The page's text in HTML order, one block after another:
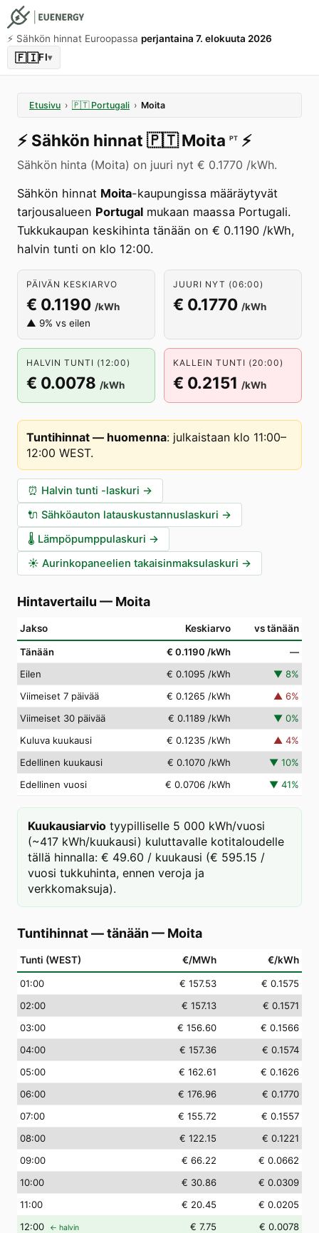
⚡️ Sähkön hinnat Euroopassa perjantaina 7. elokuuta 2026
🇫🇮FI▾
Etusivu › 🇵🇹 Portugali › Moita
⚡️ Sähkön hinnat 🇵🇹 Moita PT ⚡️
Sähkön hinta (Moita) on juuri nyt € 0.1770 /kWh.
Sähkön hinnat Moita-kaupungissa määräytyvät
tarjousalueen Portugal mukaan maassa Portugali.
Tukkukaupan keskihinta tänään on € 0.1190 /kWh,
halvin tunti on klo 12:00.
PÄIVÄN KESKIARVO
€ 0.1190 /kWh
▲ 9% vs eilen
JUURI NYT (06:00)
€ 0.1770 /kWh
HALVIN TUNTI (12:00)
€ 0.0078 /kWh
KALLEIN TUNTI (20:00)
€ 0.2151 /kWh
Tuntihinnat — huomenna: julkaistaan klo 11:00–
12:00 WEST.
⏰ Halvin tunti -laskuri →
🔌 Sähköauton latauskustannuslaskuri →
🌡️ Lämpöpumppulaskuri →
☀️ Aurinkopaneelien takaisinmaksulaskuri →
Hintavertailu — Moita
Jakso Keskiarvo vs tänään
Tänään € 0.1190 /kWh
—
Eilen
€ 0.1095 /kWh ▼ 8%
Viimeiset 7 päivää
€ 0.1265 /kWh ▲ 6%
Viimeiset 30 päivää
€ 0.1189 /kWh ▼ 0%
Kuluva kuukausi
€ 0.1235 /kWh ▲ 4%
Edellinen kuukausi
€ 0.1070 /kWh ▼ 10%
Edellinen vuosi
€ 0.0706 /kWh ▼ 41%
Kuukausiarvio tyypilliselle 5 000 kWh/vuosi
(~417 kWh/kuukausi) kuluttavalle kotitaloudelle
tällä hinnalla: € 49.60 / kuukausi (€ 595.15 /
vuosi tukkuhinta, ennen veroja ja
verkkomaksuja).
Tuntihinnat — tänään — Moita
Tunti (WEST) €/MWh €/kWh
01:00 € 157.53
€ 0.1575
02:00 € 157.13
€ 0.1571
03:00 € 156.60
€ 0.1566
04:00 € 157.36
€ 0.1574
05:00 € 162.61
€ 0.1626
06:00 € 176.96
€ 0.1770
07:00 € 155.72
€ 0.1557
08:00 € 122.15
€ 0.1221
09:00 € 66.22
€ 0.0662
10:00 € 30.86
€ 0.0309
11:00 € 20.45
€ 0.0205
12:00 ← halvin € 7.75
€ 0.0078